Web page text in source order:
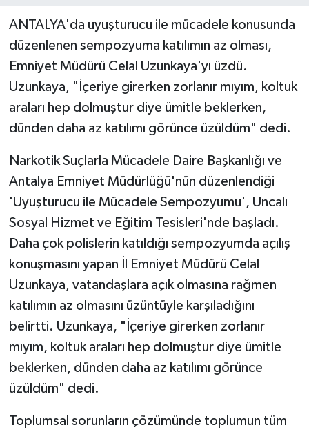
ANTALYA'da uyuşturucu ile mücadele konusunda
düzenlenen sempozyuma katılımın az olması,
Emniyet Müdürü Celal Uzunkaya'yı üzdü.
Uzunkaya, "İçeriye girerken zorlanır mıyım, koltuk
araları hep dolmuştur diye ümitle beklerken,
dünden daha az katılımı görünce üzüldüm" dedi.
Narkotik Suçlarla Mücadele Daire Başkanlığı ve
Antalya Emniyet Müdürlüğü'nün düzenlendiği
'Uyuşturucu ile Mücadele Sempozyumu', Uncalı
Sosyal Hizmet ve Eğitim Tesisleri'nde başladı.
Daha çok polislerin katıldığı sempozyumda açılış
konuşmasını yapan İl Emniyet Müdürü Celal
Uzunkaya, vatandaşlara açık olmasına rağmen
katılımın az olmasını üzüntüyle karşıladığını
belirtti. Uzunkaya, "İçeriye girerken zorlanır
mıyım, koltuk araları hep dolmuştur diye ümitle
beklerken, dünden daha az katılımı görünce
üzüldüm" dedi.
Toplumsal sorunların çözümünde toplumun tüm